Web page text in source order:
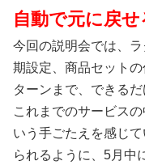
自動で元に戻
今回の説明会では、
期設定、商品セット
ターンまで、できる
これまでのサービス
いう手ごたえを感じ
られるように、5月中